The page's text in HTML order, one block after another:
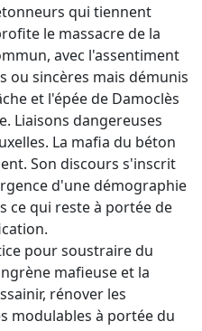
qui tiennent
le massacre de la
avec l'assentiment
ou sincères mais démunis
et l'épée de Damoclès
Liaisons dangereuses
La mafia du béton
Son discours s'inscrit
d'une démographie
ce qui reste à portée de
pour soustraire du
mafieuse et la
rénover les
modulables à portée du